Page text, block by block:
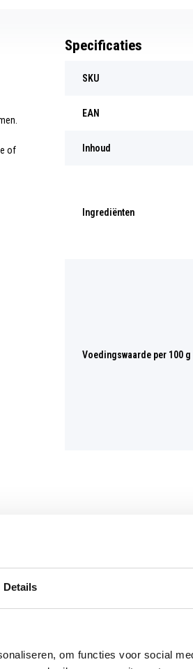
Details
om functies voor social
of
Specificaties
SKU
EAN
Inhoud
Ingrediënten
Voedingswaarde per 100 g